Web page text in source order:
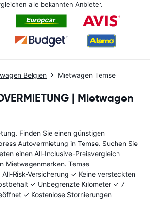
alle bekannten Anbieter.
Belgien Mietwagen Temse
| Mietwagen
Finden Sie einen günstigen
Autovermietung in Temse. Suchen Sie
einen All-Inclusive-Preisvergleich
Mietwagenmarken. Temse
Risk-Versicherung ✓ Keine versteckten
✓ Unbegrenzte Kilometer ✓ 7
✓ Kostenlose Stornierungen